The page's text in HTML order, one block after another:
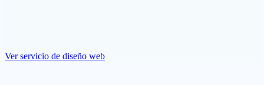
Ver servicio de diseño web